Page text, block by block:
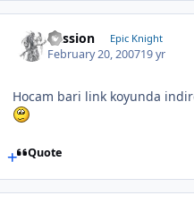
Passion Epic Knight
February 20, 200719 yr
Hocam bari link koyunda
Quote